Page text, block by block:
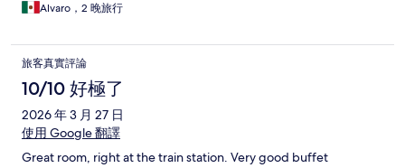
Alvaro，2 晚旅行
旅客真實評論
10/10 好極了
2026 年 3 月 27 日
使用 Google 翻譯
Great room, right at the train station. Very good buffet